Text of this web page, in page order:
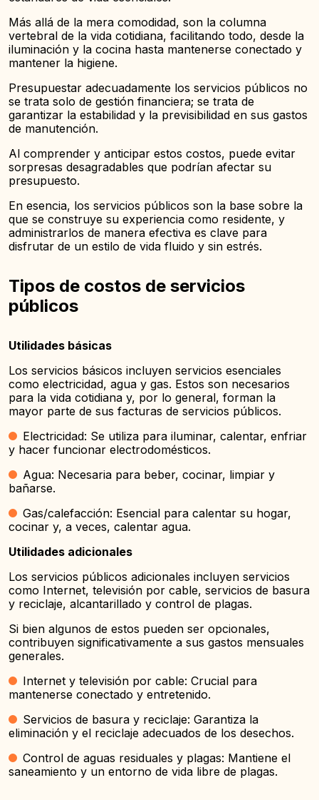
Más allá de la mera comodidad, son la columna
vertebral de la vida cotidiana, facilitando todo, desde la
iluminación y la cocina hasta mantenerse conectado y
mantener la higiene.
Presupuestar adecuadamente los servicios públicos no
se trata solo de gestión financiera; se trata de
garantizar la estabilidad y la previsibilidad en sus gastos
de manutención.
Al comprender y anticipar estos costos, puede evitar
sorpresas desagradables que podrían afectar su
presupuesto.
En esencia, los servicios públicos son la base sobre la
que se construye su experiencia como residente, y
administrarlos de manera efectiva es clave para
disfrutar de un estilo de vida fluido y sin estrés.
Tipos de costos de servicios
públicos
Utilidades básicas
Los servicios básicos incluyen servicios esenciales
como electricidad, agua y gas. Estos son necesarios
para la vida cotidiana y, por lo general, forman la
mayor parte de sus facturas de servicios públicos.
Electricidad: Se utiliza para iluminar, calentar, enfriar
y hacer funcionar electrodomésticos.
Agua: Necesaria para beber, cocinar, limpiar y
bañarse.
Gas/calefacción: Esencial para calentar su hogar,
cocinar y, a veces, calentar agua.
Utilidades adicionales
Los servicios públicos adicionales incluyen servicios
como Internet, televisión por cable, servicios de basura
y reciclaje, alcantarillado y control de plagas.
Si bien algunos de estos pueden ser opcionales,
contribuyen significativamente a sus gastos mensuales
generales.
Internet y televisión por cable: Crucial para
mantenerse conectado y entretenido.
Servicios de basura y reciclaje: Garantiza la
eliminación y el reciclaje adecuados de los desechos.
Control de aguas residuales y plagas: Mantiene el
saneamiento y un entorno de vida libre de plagas.